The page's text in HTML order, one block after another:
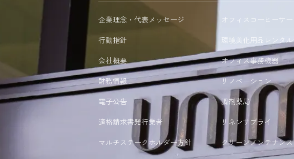
企業理念・代表メッセージ
行動指針
会社概要
財務情報
電子公告
適格請求書発行業者
マルチステークホルダー方針
オフィスコーヒーサ
環境美化用品レンタ
オフィス事務機器
リノベーション
調剤薬局
リネンサプライ
クリーンメンテナンス